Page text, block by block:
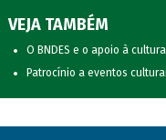
VEJA TAMBÉM
O BNDES e o apoio à cultura
Patrocínio a eventos